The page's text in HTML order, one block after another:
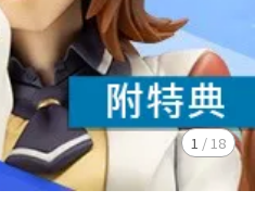
1 / 18